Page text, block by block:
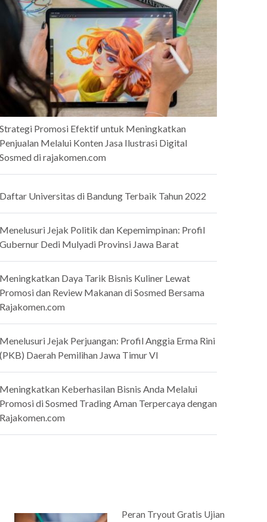
Promosi Efektif untuk Meningkatkan
Melalui Konten Jasa Ilustrasi Digital
di rajakomen.com
Universitas di Bandung Terbaik Tahun 2022
Jejak Politik dan Kepemimpinan: Profil
Dedi Mulyadi Provinsi Jawa Barat
Daya Tarik Bisnis Kuliner Lewat
dan Review Makanan di Sosmed Bersama
Jejak Perjuangan: Profil Anggia Erma Rini
Daerah Pemilihan Jawa Timur VI
Keberhasilan Bisnis Anda Melalui
di Sosmed Trading Aman Terpercaya dengan
Peran Tryout Gratis Ujian